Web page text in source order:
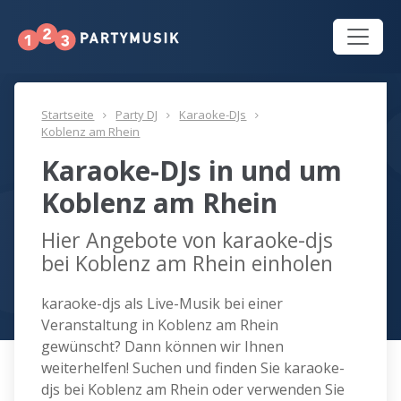
Startseite Party DJ
Karaoke-DJs
Koblenz am Rhein
Karaoke-DJs in und um
Koblenz am Rhein
Hier Angebote von karaoke-djs
bei Koblenz am Rhein einholen
karaoke-djs als Live-Musik bei einer
Veranstaltung in Koblenz am Rhein
gewünscht? Dann können wir Ihnen
weiterhelfen! Suchen und finden Sie karaoke-
djs bei Koblenz am Rhein oder verwenden Sie